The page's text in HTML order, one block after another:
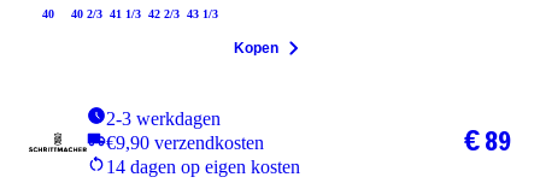
40 40 2/3 41 1/3 42 2/3 43 1/3
Kopen
2-3 werkdagen
€9,90 verzendkosten
14 dagen op eigen kosten
€ 89